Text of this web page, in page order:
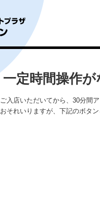
一定時間操作
ご入店いただいてから、30分間
おそれいりますが、下記のボタ